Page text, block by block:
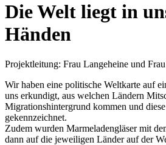
Die Welt liegt in
Händen
Projektleitung: Frau Langeheine und
Wir haben eine politische Weltkarte auf
uns erkundigt, aus welchen Ländern
Migrationshintergrund kommen und
gekennzeichnet.
Zudem wurden Marmeladengläser mit
dann auf die jeweiligen Länder auf der